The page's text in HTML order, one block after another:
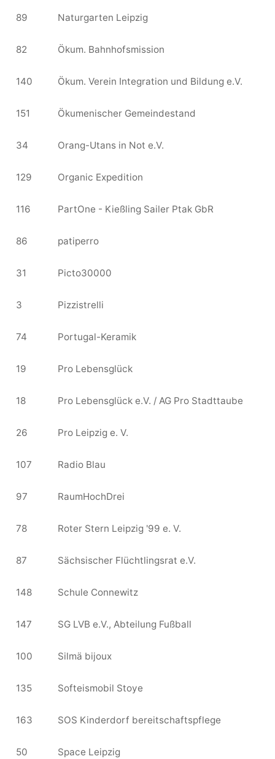
89 Naturgarten Leipzig
82 Ökum. Bahnhofsmission
140 Ökum. Verein Integration und Bildung e.V.
151 Ökumenischer Gemeindestand
34 Orang-Utans in Not e.V.
129 Organic Expedition
116 PartOne - Kießling Sailer Ptak GbR
86 patiperro
31 Picto30000
3 Pizzistrelli
74 Portugal-Keramik
19 Pro Lebensglück
18 Pro Lebensglück e.V. / AG Pro Stadttaube
26 Pro Leipzig e. V.
107 Radio Blau
97 RaumHochDrei
78 Roter Stern Leipzig '99 e. V.
87 Sächsischer Flüchtlingsrat e.V.
148 Schule Connewitz
147 SG LVB e.V., Abteilung Fußball
100 Silmä bijoux
135 Softeismobil Stoye
163 SOS Kinderdorf bereitschaftspflege
50 Space Leipzig